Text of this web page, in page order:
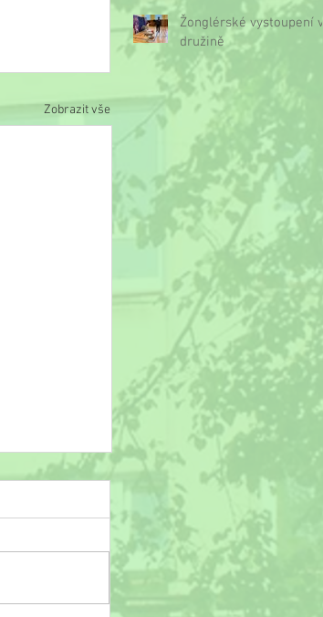
Zobrazit vše
Žonglérské vystoupení v
družině